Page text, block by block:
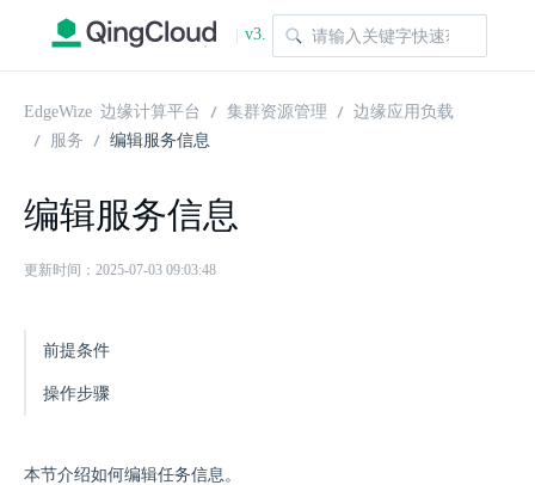
| v3.
1.0
EdgeWize 边缘计算平台 集群资源管理
边缘应用负载
服务
编辑服务信息
编辑服务信息
更新时间：2025-07-03 09:03:48
前提条件
操作步骤
本节介绍如何编辑任务信息。